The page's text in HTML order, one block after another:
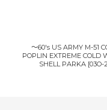
〜60's US ARMY M-51
POPLIN EXTREME COLD
SHELL PARKA [03O-